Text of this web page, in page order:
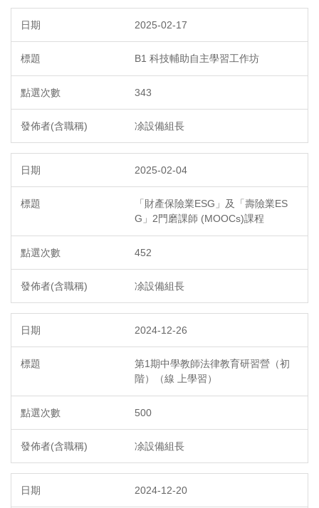
2025-02-17
B1 科技輔助自主學習工作坊
343
凃設備組長
2025-02-04
「財產保險業ESG」及「壽險業ES
G」2門磨課師 (MOOCs)課程
452
凃設備組長
2024-12-26
第1期中學教師法律教育研習營（初
階）（線 上學習）
500
凃設備組長
2024-12-20